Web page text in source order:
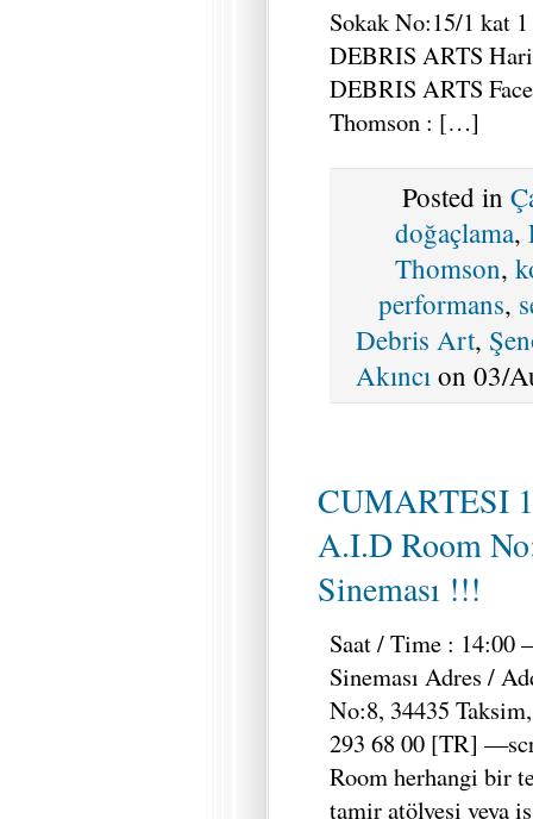
Sokak No:15/1 kat
DEBRIS ARTS
DEBRIS ARTS
Thomson : […]
Posted in
doğaçlama,
Thomson,
performans,
Debris Art,
Akıncı on 03/
CUMARTESI
A.I.D Room
Sineması !!!
Saat / Time : 14:00
Sineması Adres /
No:8, 34435
293 68 00 [TR]
Room herhangi bir
tamir atölyesi veya